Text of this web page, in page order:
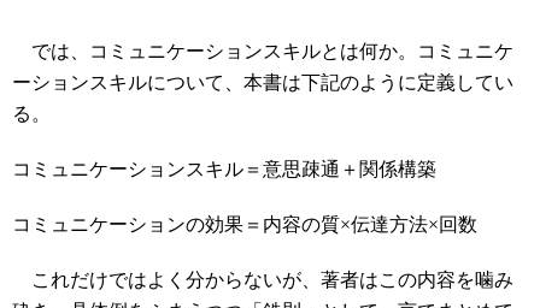
では、コミュニケーションスキルとは何か。コミュニケ
ーションスキルについて、本書は下記のように定義してい
る。
コミュニケーションスキル＝意思疎通＋関係構築
コミュニケーションの効果＝内容の質×伝達方法×回数
これだけではよく分からないが、著者はこの内容を噛み